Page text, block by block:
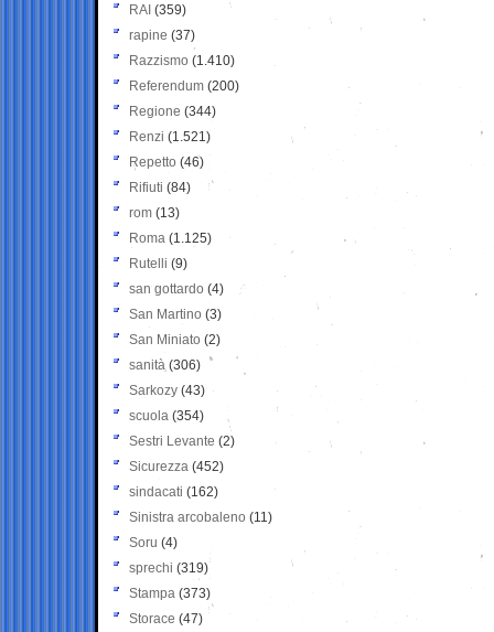
RAI (359)
rapine (37)
Razzismo (1.410)
Referendum (200)
Regione (344)
Renzi (1.521)
Repetto (46)
Rifiuti (84)
rom (13)
Roma (1.125)
Rutelli (9)
san gottardo (4)
San Martino (3)
San Miniato (2)
sanità (306)
Sarkozy (43)
scuola (354)
Sestri Levante (2)
Sicurezza (452)
sindacati (162)
Sinistra arcobaleno (11)
Soru (4)
sprechi (319)
Stampa (373)
Storace (47)